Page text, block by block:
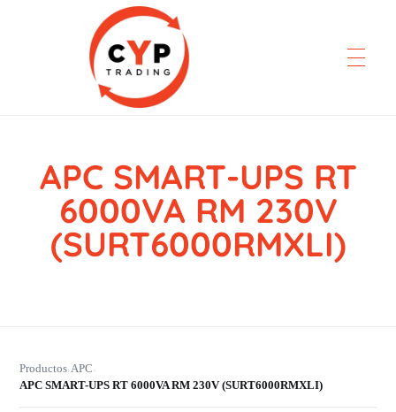
CYP Trading
Professionelle Ersatzteilbeschaffung
APC SMART-UPS RT
6000VA RM 230V
(SURT6000RMXLI)
Productos›APC›
APC SMART-UPS RT 6000VA RM 230V (SURT6000RMXLI)